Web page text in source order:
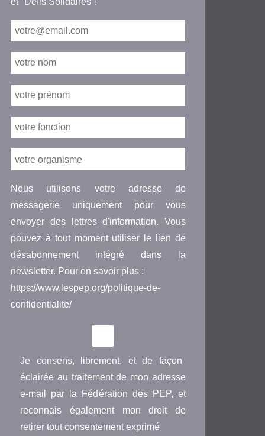
Nous utilisons votre adresse de
messagerie uniquement pour vous
envoyer des lettres d'information. Vous
pouvez à tout moment utiliser le lien de
désabonnement intégré dans la
newsletter. Pour en savoir plus :
https://www.lespep.org/politique-de-
confidentialite/
Je consens, librement, et de façon
éclairée au traitement de mon adresse
e-mail par la Fédération des PEP, et
reconnais également mon droit de
retirer tout consentement exprimé